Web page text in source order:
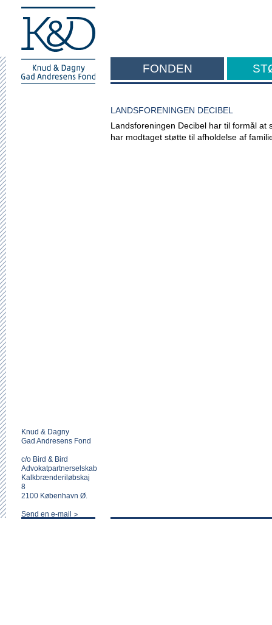
FONDEN
LANDSFORENINGEN DECIBEL
Landsforeningen Decibel har til formål
har modtaget støtte til afholdelse af
Knud & Dagny
Gad Andresens Fond
c/o Bird & Bird
Advokatpartnerselskab
Kalkbrænderiløbskaj
8
2100 København Ø.
Send en e-mail